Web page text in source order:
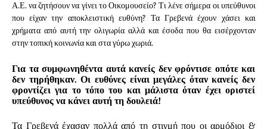
Α.Ε. να ζητήσουν να γίνει το Οικομουσείο? Τι λένε σήμερα οι υπεύθυνοι
που είχαν την αποκλειστική ευθύνη? Τα Γρεβενά έχουν χάσει και
χρήματα από αυτή την ολιγωρία αλλά και έσοδα που θα εισέρχονταν
στην τοπική κοινωνία και στα γύρω χωριά.
Για τα συμφωνηθέντα αυτά κανείς δεν φρόντισε οπότε και
δεν τηρήθηκαν. Οι ευθύνες είναι μεγάλες όταν κανείς δεν
φροντίζει για το τόπο του και μάλιστα όταν έχει οριστεί
υπεύθυνος να κάνει αυτή τη δουλειά!
Τα Γρεβενά έχασαν πολλά από τη στιγμή που οι αρμόδιοι &